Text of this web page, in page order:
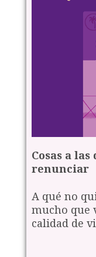
Cosas a
renunciar
A qué no
mucho que
calidad de